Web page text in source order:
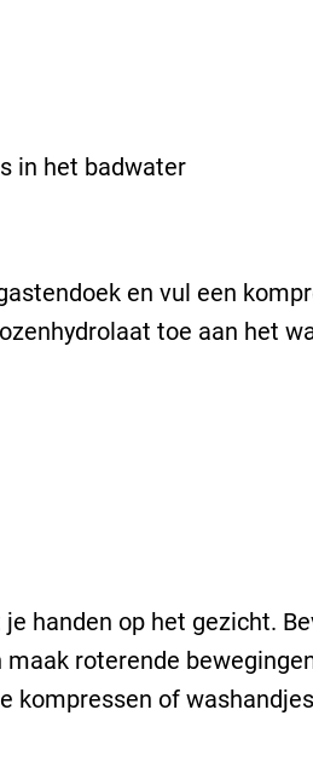
in het badwater
en vul een
toe aan het
handen op het gezicht.
roterende
kompressen of